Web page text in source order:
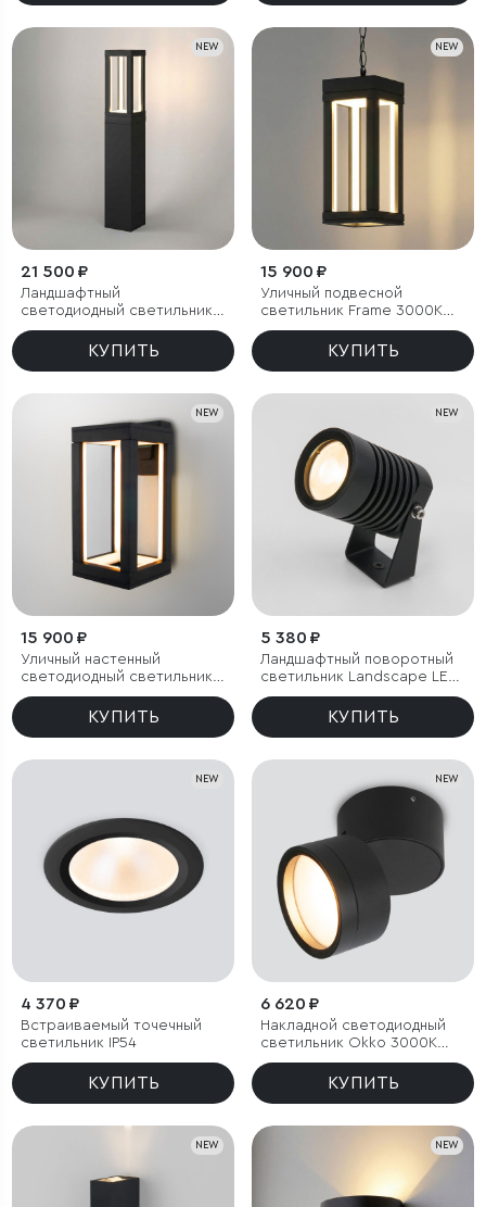
NEW
21 500 ₽
Ландшафтный
светодиодный светильник
Frame 3000K чёрный
КУПИТЬ
NEW
15 900 ₽
Уличный подвесной
светильник Frame 3000K
чёрный
КУПИТЬ
NEW
15 900 ₽
Уличный настенный
светодиодный светильник
Frame 3000K чёрный
КУПИТЬ
NEW
5 380 ₽
Ландшафтный поворотный
светильник Landscape LED
3000K черный IP54
КУПИТЬ
NEW
4 370 ₽
Встраиваемый точечный
светильник IP54
КУПИТЬ
NEW
6 620 ₽
Накладной светодиодный
светильник Okko 3000K
черный IP54
КУПИТЬ
NEW NEW